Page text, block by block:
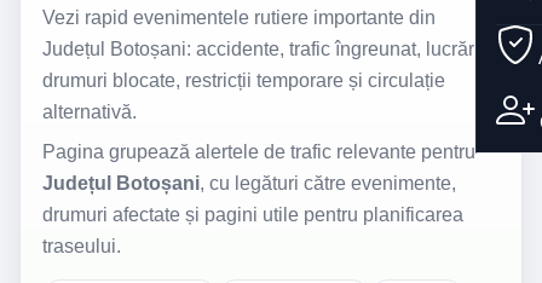
Vezi rapid evenimentele rutiere importante din
Județul Botoșani: accidente, trafic îngreunat, lucrări,
drumuri blocate, restricții temporare și circulație
alternativă.
Pagina grupează alertele de trafic relevante pentru
Județul Botoșani, cu legături către evenimente,
drumuri afectate și pagini utile pentru planificarea
traseului.